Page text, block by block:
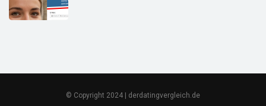
© Copyright 2024 | derdatingvergleich.de